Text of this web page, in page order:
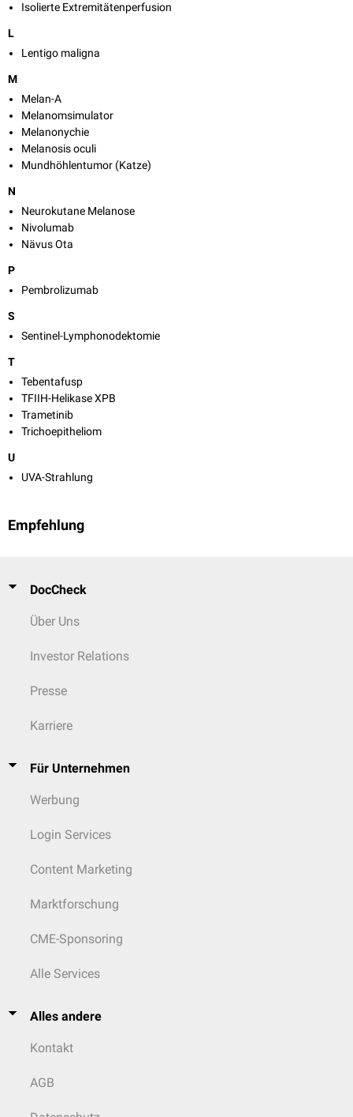
Isolierte Extremitätenperfusion
L
Lentigo maligna
M
Melan-A
Melanomsimulator
Melanonychie
Melanosis oculi
Mundhöhlentumor (Katze)
N
Neurokutane Melanose
Nivolumab
Nävus Ota
P
Pembrolizumab
S
Sentinel-Lymphonodektomie
T
Tebentafusp
TFIIH-Helikase XPB
Trametinib
Trichoepitheliom
U
UVA-Strahlung
Empfehlung
DocCheck
Über Uns
Investor Relations
Presse
Karriere
Für Unternehmen
Werbung
Login Services
Content Marketing
Marktforschung
CME-Sponsoring
Alle Services
Alles andere
Kontakt
AGB